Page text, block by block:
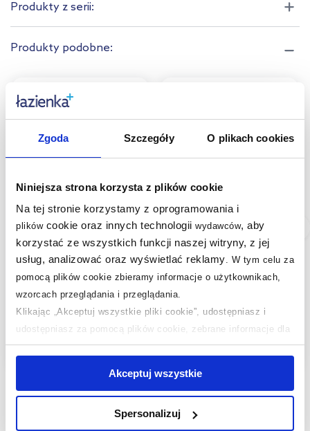
Zgoda Szczegóły O plikach cookies
Niniejsza strona korzysta z plików cookie
Na tej stronie korzystamy z oprogramowania i
plikówcookie oraz innych technologii wydawców, aby
korzystać ze wszystkich funkcji naszej witryny, z jej
usług, analizować oraz wyświetlać reklamy. W tym celu za
pomocą plików cookie zbieramy informacje o użytkownikach,
wzorcach przeglądania i przeglądania.
Klikając „Akceptuj wszystkie pliki cookie”, udostępniasz i
udostępniasz za pomocą plików cookie, zebrane informacje dla
użytkowników zewnętrznych, a także nasi partnerzy reklamowi.
jednak, że zablokowane niektóre pliki cookie mogą mieć wpływ
na sposób dostarczania treści niedostosowanych do potrzeb
Akceptuj wszystkie
Spersonalizuj
Produkty z serii:
Produkty podobne:
Dostępność:24h!
Grohe Essentials
wieszak na ręcznik 18
cm okrągły chrom
40365001
144,78 zł
Cena kat.: 183,27 zł
(13)
Dostępność:24h!
Villeroy & Boch
Elements Tender
wieszak chrom
TVA15101200061
184,68 zł
Cena kat.:284,13 zł
(2)